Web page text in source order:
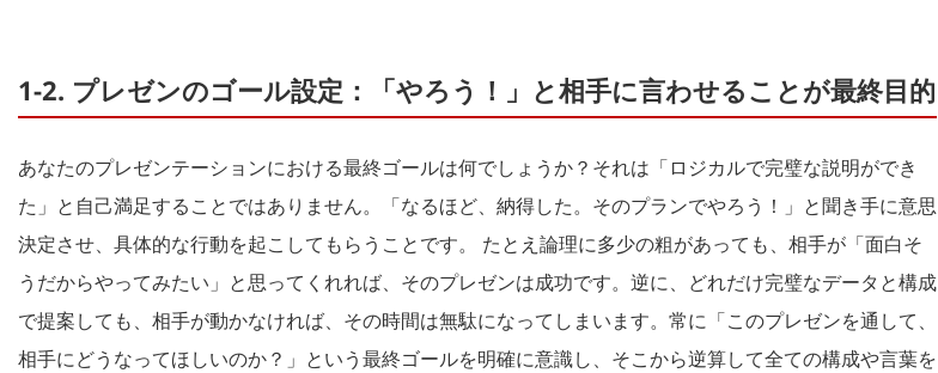
1-2. プレゼンのゴール設定：「やろう！」と相手に言わせることが最終目的
あなたのプレゼンテーションにおける最終ゴールは何でしょうか？それは「ロジカルで完璧な説明ができ
た」と自己満足することではありません。「なるほど、納得した。そのプランでやろう！」と聞き手に意思
決定させ、具体的な行動を起こしてもらうことです。 たとえ論理に多少の粗があっても、相手が「面白そ
うだからやってみたい」と思ってくれれば、そのプレゼンは成功です。逆に、どれだけ完璧なデータと構成
で提案しても、相手が動かなければ、その時間は無駄になってしまいます。常に「このプレゼンを通して、
相手にどうなってほしいのか？」という最終ゴールを明確に意識し、そこから逆算して全ての構成や言葉を